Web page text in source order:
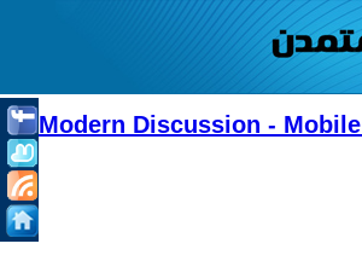
Modern Discussion - Mobile